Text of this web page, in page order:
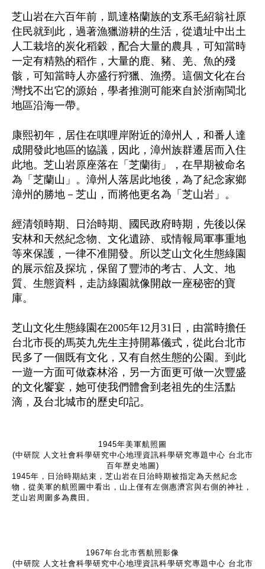
芝山岩在六百年前，凱達格蘭族的支系毛紹翁社原
住民就到此，過著漁獵游耕的生活，從遺址中出土
人工栽培的炭化稻穀，配合大量的農具，可知當時
一定有精熟的稻作，大量的鹿、豬、羌、魚的殘
骸，可知當時人亦盛行狩獵、漁撈。這個文化在台
灣找不出它的源始，學者推測可能來自於浙南閩北
地區沿海一帶。
康熙初年，居住在唭哩岸附近的漳州人，和番人達
成開發此地區的協議，因此，漳州族群遷居而入住
此地。芝山岩原座落在「芝蘭街」，在早期被命名
為「芝蘭山」。漳州人落居此地後，為了紀念家鄉
漳州的勝地－芝山，而將他更名為「芝山岩」。
經清領時期、日治時期、國民政府時期，先後以保
安林和天然紀念物、文化遺跡、或情報局軍事重地
等來保護，一律不准開發。所以芝山文化生態綠園
的展示舘及探坑，保留了豐沛的考古、人文、地
質、生態資料，走訪綠園就像開啟一座秘密的寶
庫。
芝山文化生態綠園在2005年12月31日，由當時擔任
台北市長的馬英九先生主持開幕儀式，從此台北市
民多了一個既有文化，又有自然生態的公園。到此
一遊一方面可做森林浴，另一方面更可做一次豐盛
的文化饗宴，她可使我們體會到老祖先的生活點
滴，及台北城市的歷史印記。
1945年美軍航照圖
(中研院 人文社會科學研究中心地理資訊科學研究專題中心 台北市
百年歷史地圖)
1945年，日治時期結束，芝山岩在日治時期被指定為天然紀念
物，從美軍的航照圖中看出，山上僅有左側惠濟宮與右側的神社，
芝山岩周圍多為農田。
1967年台北市舊航照影像
(中研院 人文社會科學研究中心地理資訊科學研究專題中心 台北市